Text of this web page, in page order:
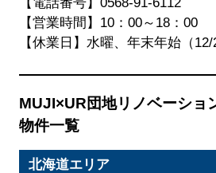
【営業時間】10：00～18：00
【休業日】水曜、年末年始（
MUJI×UR団地リノベーショ
物件一覧
北海道エリア